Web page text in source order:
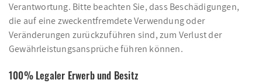
Verantwortung. Bitte beachten Sie, dass Beschädigungen,
die auf eine zweckentfremdete Verwendung oder
Veränderungen zurückzuführen sind, zum Verlust der
Gewährleistungsansprüche führen können.
100% Legaler Erwerb und Besitz